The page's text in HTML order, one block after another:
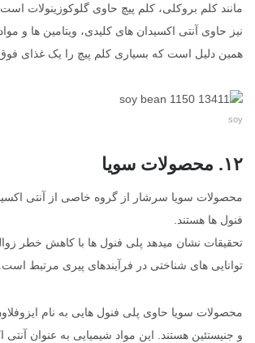
مانند کلم بروکلی، کلم پیچ حاوی گلوکوزینولات
نیز حاوی آنتی اکسیدان های کلیدی، ویتامین ها و
همین دلیل است که بسیاری کلم پیچ را یک غذای فوق
soy
۱۲. محصولات سویا
محصولات سویا سرشار از گروه خاصی از آنتی
فنول ها هستند.
تحقیقات نشان میدهد پلی فنول ها با کاهش خطر
توانایی های شناختی در فرآیندهای پیری مرتبط است.
محصولات سویا حاوی پلی فنول هایی به نام
و جنیستئین هستند. این مواد شیمیایی به عنوان